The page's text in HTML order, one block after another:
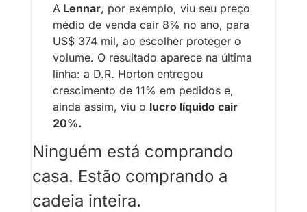
A Lennar, por exemplo, viu seu preço
médio de venda cair 8% no ano, para
US$ 374 mil, ao escolher proteger o
volume. O resultado aparece na última
linha: a D.R. Horton entregou
crescimento de 11% em pedidos e,
ainda assim, viu o lucro líquido cair
20%.
Ninguém está comprando
casa. Estão comprando a
cadeia inteira.